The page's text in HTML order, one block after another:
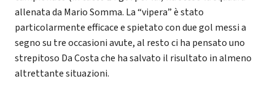
allenata da Mario Somma. La “vipera” è stato
particolarmente efficace e spietato con due gol messi a
segno su tre occasioni avute, al resto ci ha pensato uno
strepitoso Da Costa che ha salvato il risultato in almeno
altrettante situazioni.